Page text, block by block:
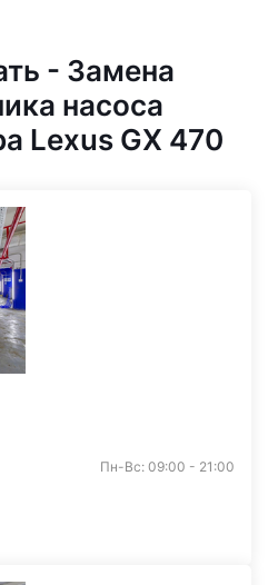
- Замена
насоса
Lexus GX 470
Пн-Вс: 09:00 - 21:00